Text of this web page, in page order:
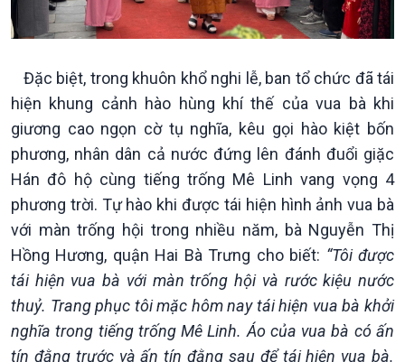
Dòng chảy Kinh tế
Sức sống hàng Việt
Tuyên chiến với gian lận
thương mại
Mùa vàng
Biển đảo Việt Nam
đảo
Tìm hiểu biển, đảo Việt
Nam
Đặc biệt, trong khuôn khổ nghi lễ, ban tổ chức đã tái
hiện khung cảnh hào hùng khí thế của vua bà khi
giương cao ngọn cờ tụ nghĩa, kêu gọi hào kiệt bốn
phương, nhân dân cả nước đứng lên đánh đuổi giặc
Hán đô hộ cùng tiếng trống Mê Linh vang vọng 4
phương trời. Tự hào khi được tái hiện hình ảnh vua bà
với màn trống hội trong nhiều năm, bà Nguyễn Thị
Hồng Hương, quận Hai Bà Trưng cho biết: “Tôi được
tái hiện vua bà với màn trống hội và rước kiệu nước
thuỷ. Trang phục tôi mặc hôm nay tái hiện vua bà khởi
nghĩa trong tiếng trống Mê Linh. Áo của vua bà có ấn
tín đằng trước và ấn tín đằng sau để tái hiện vua bà.